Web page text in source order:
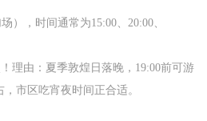
），时间通常为15:00、20:00、
理由：夏季敦煌日落晚，19:00前可游
市区吃宵夜时间正合适。